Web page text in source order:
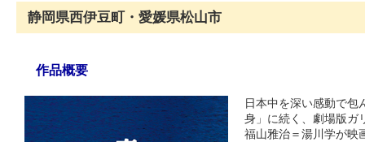
静岡県西伊豆町・愛媛県松山市
作品概要
日本中を深い感動で包
身」に続く、劇場版ガ
福山雅治＝湯川学が映